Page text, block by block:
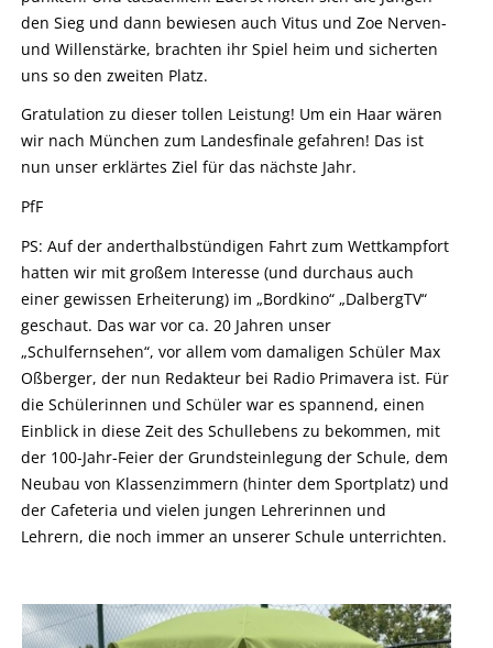
den Sieg und dann bewiesen auch Vitus und Zoe Nerven-
und Willenstärke, brachten ihr Spiel heim und sicherten
uns so den zweiten Platz.
Gratulation zu dieser tollen Leistung! Um ein Haar wären
wir nach München zum Landesfinale gefahren! Das ist
nun unser erklärtes Ziel für das nächste Jahr.
PfF
PS: Auf der anderthalbstündigen Fahrt zum Wettkampfort
hatten wir mit großem Interesse (und durchaus auch
einer gewissen Erheiterung) im „Bordkino“ „DalbergTV“
geschaut. Das war vor ca. 20 Jahren unser
„Schulfernsehen“, vor allem vom damaligen Schüler Max
Oßberger, der nun Redakteur bei Radio Primavera ist. Für
die Schülerinnen und Schüler war es spannend, einen
Einblick in diese Zeit des Schullebens zu bekommen, mit
der 100-Jahr-Feier der Grundsteinlegung der Schule, dem
Neubau von Klassenzimmern (hinter dem Sportplatz) und
der Cafeteria und vielen jungen Lehrerinnen und
Lehrern, die noch immer an unserer Schule unterrichten.